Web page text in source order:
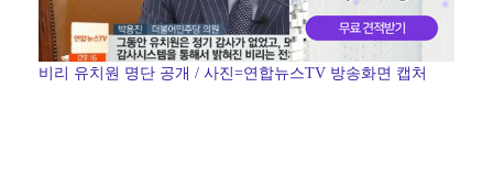
비리 유치원 명단 공개 / 사진=연합뉴스TV 방송화면 캡처